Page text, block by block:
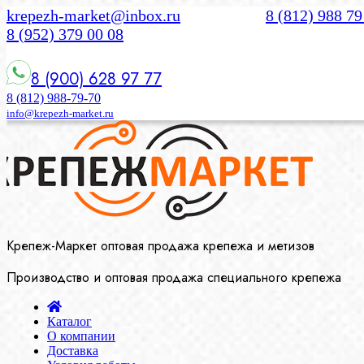
krepezh-market@inbox.ru
8 (812) 988
8 (952) 379 00 08
8 (900) 628 97 77
8 (812) 988-79-70
info@krepezh-market.ru
Крепеж-Маркет оптовая продажа крепежа и метизов
Производство и оптовая продажа специального крепежа
Каталог
О компании
Доставка